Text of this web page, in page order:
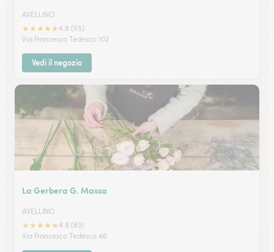
AVELLINO
★★★★★4.8 (55)
Via Francesco Tedesco 102
Vedi il negozio
La Gerbera G. Massa
AVELLINO
★★★★★4.8 (83)
Via Francesco Tedesco 46